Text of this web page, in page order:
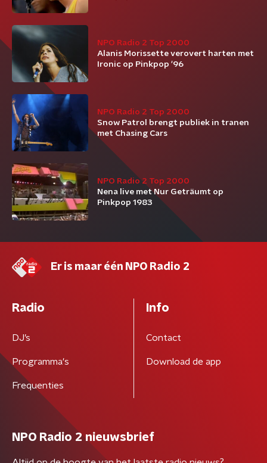
NPO Radio 2 Top 2000
Alanis Morissette verovert harten met
Ironic op Pinkpop '96
NPO Radio 2 Top 2000
Snow Patrol brengt publiek in tranen
met Chasing Cars
NPO Radio 2 Top 2000
Nena live met Nur Geträumt op
Pinkpop 1983
Er is maar één NPO Radio 2
Radio
DJ’s
Programma's
Frequenties
Info
Contact
Download de app
NPO Radio 2 nieuwsbrief